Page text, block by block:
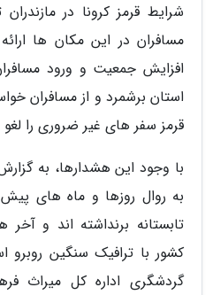
شرایط قرمز کرونا در
مسافران در این مکان ها
افزایش جمعیت و ورود
استان برشمرد و از مسافران
قرمز سفر های غیر ضروری را لغو
با وجود این هشدارها، به
به روال روزها و ماه های
تابستانه برنداشته اند و
کشور با ترافیک سنگین
گردشگری اداره کل میراث